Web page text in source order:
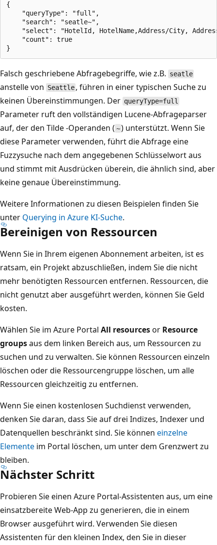
{
    "queryType": "full",
    "search": "seatle~",
"select": "HotelId, HotelName,Address/City,
    "count": true
Falsch geschriebene Abfragebegriffe, wie z.B. seatle
anstelle von Seattle , führen in einer typischen Suche zu
keinen Übereinstimmungen. Der queryType=full
Parameter ruft den vollständigen Lucene-Abfrageparser
auf, der den Tilde -Operanden ( ~) unterstützt. Wenn Sie
diese Parameter verwenden, führt die Abfrage eine
Fuzzysuche nach dem angegebenen Schlüsselwort aus
und stimmt mit Ausdrücken überein, die ähnlich sind, aber
keine genaue Übereinstimmung.
Weitere Informationen zu diesen Beispielen finden Sie
unter Querying in Azure KI-Suche.
Bereinigen von Ressourcen
Wenn Sie in Ihrem eigenen Abonnement arbeiten, ist es
ratsam, ein Projekt abzuschließen, indem Sie die nicht
mehr benötigten Ressourcen entfernen. Ressourcen, die
nicht genutzt aber ausgeführt werden, können Sie Geld
kosten.
Wählen Sie im Azure Portal All resourcesor Resource
groupsaus dem linken Bereich aus, um Ressourcen zu
suchen und zu verwalten. Sie können Ressourcen einzeln
löschen oder die Ressourcengruppe löschen, um alle
Ressourcen gleichzeitig zu entfernen.
Wenn Sie einen kostenlosen Suchdienst verwenden,
denken Sie daran, dass Sie auf drei Indizes, Indexer und
Datenquellen beschränkt sind. Sie können einzelne
Elemente im Portal löschen, um unter dem Grenzwert zu
bleiben.
Nächster Schritt
Probieren Sie einen Azure Portal-Assistenten aus, um eine
einsatzbereite Web-App zu generieren, die in einem
Browser ausgeführt wird. Verwenden Sie diesen
Assistenten für den kleinen Index, den Sie in dieser